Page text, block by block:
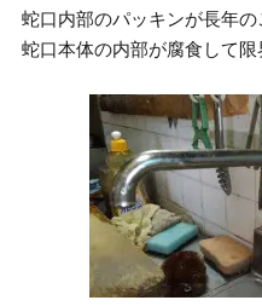
蛇口内部のパッキンが長年の
蛇口本体の内部が腐食して限